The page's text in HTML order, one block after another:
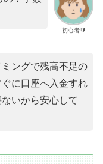
初心者🔰
ングで残高不足の
に口座へ入金すれ
いから安心して